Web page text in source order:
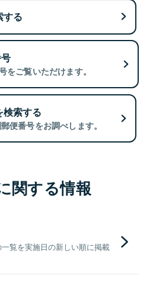
する
をご覧いただけます。
索する
便番号をお調べします。
関する情報
覧を実施日の新しい順に掲載